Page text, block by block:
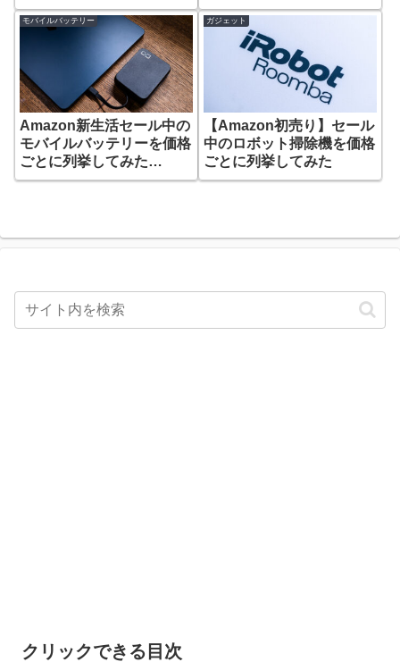
月】
【2023年10月】
モバイルバッテリー
Amazon新生活セール中の
モバイルバッテリーを価格
ごとに列挙してみた
【2023年3月】
ガジェット
【Amazon初売り】セール
中のロボット掃除機を価格
ごとに列挙してみた
クリックできる目次